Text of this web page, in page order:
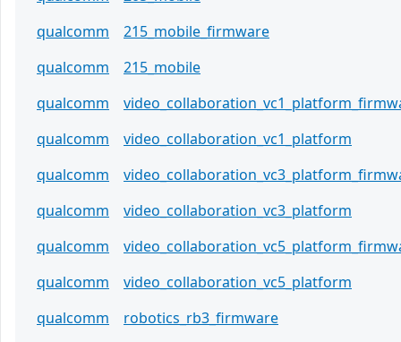
qualcomm
215_mobile_firmware
qualcomm
215_mobile
qualcomm
qualcomm
video_collaboration_vc1_platform
qualcomm
qualcomm
video_collaboration_vc3_platform
qualcomm
qualcomm
video_collaboration_vc5_platform
qualcomm
robotics_rb3_firmware